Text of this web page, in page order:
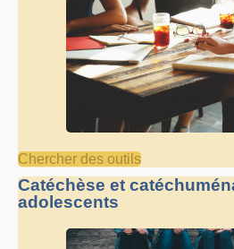
Chercher des outils
Catéchèse et
adolescents